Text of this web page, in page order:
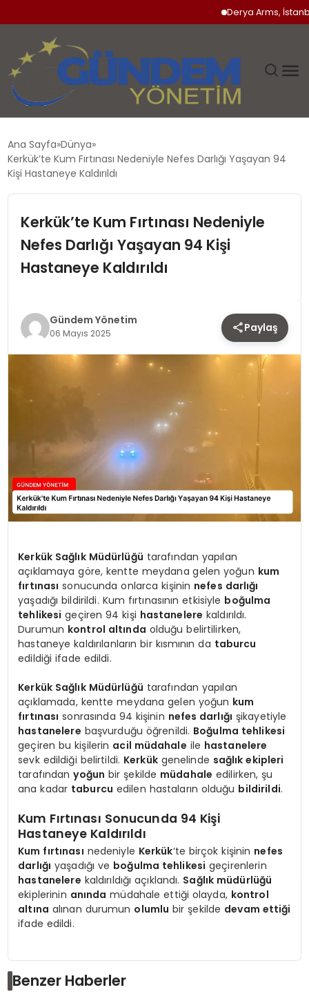
Derya Arms, İstanbul
SIYASET
EKONOMI
TEKNOLOJI
SAĞLIK
Ana Sayfa Dünya
Kerkük’te Kum Fırtınası Nedeniyle Nefes Darlığı Yaşayan 94
Kişi Hastaneye Kaldırıldı
Kerkük’te Kum Fırtınası Nedeniyle
Nefes Darlığı Yaşayan 94 Kişi
Hastaneye Kaldırıldı
Gündem Yönetim
06 Mayıs 2025 Paylaş
Kerkük Sağlık Müdürlüğü tarafından yapılan
açıklamaya göre, kentte meydana gelen yoğun kum
fırtınası sonucunda onlarca kişinin nefes darlığı
yaşadığı bildirildi. Kum fırtınasının etkisiyle boğulma
tehlikesi geçiren 94 kişi hastanelere kaldırıldı.
Durumun kontrol altında olduğu belirtilirken,
hastaneye kaldırılanların bir kısmının da taburcu
edildiği ifade edildi.
Kerkük Sağlık Müdürlüğü tarafından yapılan
açıklamada, kentte meydana gelen yoğun kum
fırtınası sonrasında 94 kişinin nefes darlığı şikayetiyle
hastanelere başvurduğu öğrenildi. Boğulma tehlikesi
geçiren bu kişilerin acil müdahale ile hastanelere
sevk edildiği belirtildi. Kerkükgenelinde sağlık ekipleri
tarafındanyoğun bir şekilde müdahale edilirken, şu
ana kadar taburcu edilen hastaların olduğu bildirildi.
Kum Fırtınası Sonucunda 94 Kişi
Hastaneye Kaldırıldı
Kum fırtınası nedeniyle Kerkük‘te birçok kişinin nefes
darlığı yaşadığı ve boğulma tehlikesi geçirenlerin
hastanelere kaldırıldığı açıklandı. Sağlık müdürlüğü
ekiplerinin anında müdahale ettiği olayda, kontrol
altına alınan durumun olumlu bir şekilde devam ettiği
ifade edildi.
Benzer Haberler